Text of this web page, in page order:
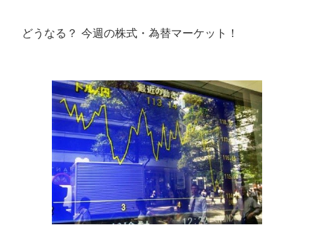
どうなる？ 今週の株式・為替マーケット！